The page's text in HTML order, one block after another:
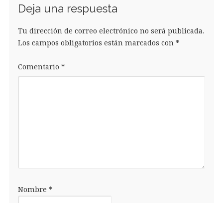
Deja una respuesta
Tu dirección de correo electrónico no será publicada.
Los campos obligatorios están marcados con *
Comentario *
Nombre *